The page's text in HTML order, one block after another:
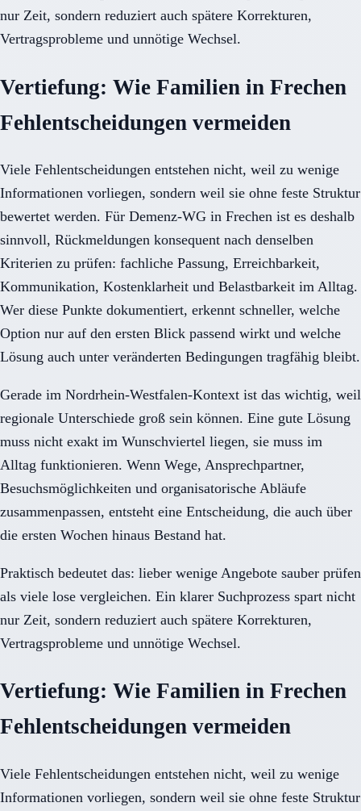
nur Zeit, sondern reduziert auch spätere Korrekturen,
Vertragsprobleme und unnötige Wechsel.
Vertiefung: Wie Familien in Frechen
Fehlentscheidungen vermeiden
Viele Fehlentscheidungen entstehen nicht, weil zu wenige
Informationen vorliegen, sondern weil sie ohne feste Struktur
bewertet werden. Für Demenz-WG in Frechen ist es deshalb
sinnvoll, Rückmeldungen konsequent nach denselben
Kriterien zu prüfen: fachliche Passung, Erreichbarkeit,
Kommunikation, Kostenklarheit und Belastbarkeit im Alltag.
Wer diese Punkte dokumentiert, erkennt schneller, welche
Option nur auf den ersten Blick passend wirkt und welche
Lösung auch unter veränderten Bedingungen tragfähig bleibt.
Gerade im Nordrhein-Westfalen-Kontext ist das wichtig, weil
regionale Unterschiede groß sein können. Eine gute Lösung
muss nicht exakt im Wunschviertel liegen, sie muss im
Alltag funktionieren. Wenn Wege, Ansprechpartner,
Besuchsmöglichkeiten und organisatorische Abläufe
zusammenpassen, entsteht eine Entscheidung, die auch über
die ersten Wochen hinaus Bestand hat.
Praktisch bedeutet das: lieber wenige Angebote sauber prüfen
als viele lose vergleichen. Ein klarer Suchprozess spart nicht
nur Zeit, sondern reduziert auch spätere Korrekturen,
Vertragsprobleme und unnötige Wechsel.
Vertiefung: Wie Familien in Frechen
Fehlentscheidungen vermeiden
Viele Fehlentscheidungen entstehen nicht, weil zu wenige
Informationen vorliegen, sondern weil sie ohne feste Struktur